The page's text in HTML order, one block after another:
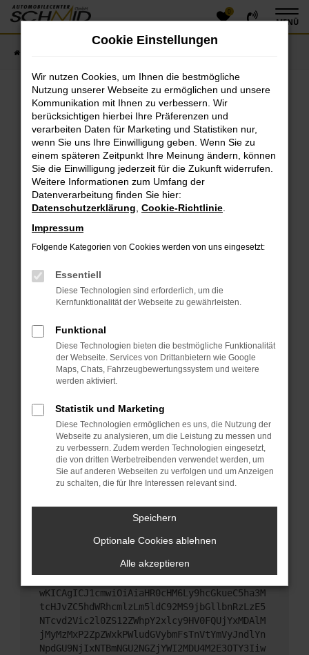
Zum
Hauptinhalt
0
MENÜ
Fehler: Network Error
Beim Laden ist ein Fehler aufgetreten.
Hier sind ein paar Tipps, die dir helfen können:
Überprüfe deine Firewall und deine
Internetverbindung.
Laden andere Webseiten, zum Beispiel deine
Suchmaschine?
Prüfe deine Browsererweiterungen.
das Laden bestimmter Seiten verhindern.
Funktioniert die Seite in einem anderen Browser
oder in einem privaten Fenster?
Das kann manchmal helfen, vorübergehende
Probleme zu beheben.
Stelle sicher, dass dein Browser und dein
Betriebssystem auf dem neuesten Stand sind.
Sicherheitsrisiko, sondern kann auch dazu führen,
dass bestimmte Funktionen nicht mehr
unterstützt werden.
Wende dich an den Webseitenbetreiber.
Wenn du alle oben genannten Schritte versucht
hast, kontaktiere uns bitte. Wir werden versuchen,
das Problem zu beheben. Du kannst uns diesen
Text schicken, um uns bei der Fehlersuche zu
unterstützen:
ewogICJuYW1lIjogIk5ldHdvcmtFcnJvciIsCiAgI
mNvbmZpZyI6IHsKICAgICJtZXRob2QiOiAiR0VUIi
wKICAgICJ1cmwiOiAiaHR0cHM6Ly9hcGkueC5ha3M
tcHJvZC5hdWRhcmlzLm5ldC92MS9jbGllbnRzLzE5
NTcvd2Vic2l0ZS12ZWhpY2xlcy9HV0FQUjYxMDAlM
jMyMzMxP2ZpZWxkPWludGVybmFsTnVtYmVyJndlYn
NpdGU9NjIxNTBmNGU2NGZjYWI2MDU4M2E3OTY3Iiw
Cookie Einstellungen
Wir nutzen Cookies, um Ihnen die bestmögliche
Nutzung unserer Webseite zu ermöglichen und unsere
Kommunikation mit Ihnen zu verbessern. Wir
berücksichtigen hierbei Ihre Präferenzen und
verarbeiten Daten für Marketing und Statistiken nur,
wenn Sie uns Ihre Einwilligung geben. Wenn Sie zu
einem späteren Zeitpunkt Ihre Meinung ändern, können
Sie die Einwilligung jederzeit für die Zukunft widerrufen.
Weitere Informationen zum Umfang der
Datenverarbeitung finden Sie hier:
Datenschutzerklärung Cookie-Richtlinie
Impressum
Folgende Kategorien von Cookies werden von uns eingesetzt:
Essentiell
Diese Technologien sind erforderlich, um die
Kernfunktionalität der Webseite zu gewährleisten.
Funktional
Diese Technologien bieten die bestmögliche Funktionalität
der Webseite. Services von Drittanbietern wie Google
Maps, Chats, Fahrzeugbewertungssystem und weitere
werden aktiviert.
Statistik und Marketing
Diese Technologien ermöglichen es uns, die Nutzung der
Webseite zu analysieren, um die Leistung zu messen und
zu verbessern. Zudem werden Technologien eingesetzt,
die von dritten Werbetreibenden verwendet werden, um
Sie auf anderen Webseiten zu verfolgen und um Anzeigen
zu schalten, die für Ihre Interessen relevant sind.
Speichern
Optionale Cookies ablehnen
Alle akzeptieren